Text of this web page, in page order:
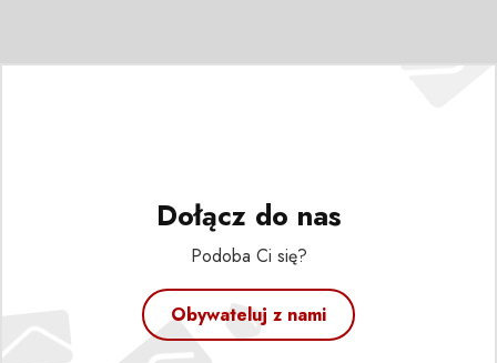
Dołącz do nas
Podoba Ci się?
Obywateluj z nami